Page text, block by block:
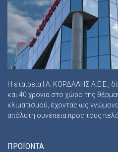
Η εταιρεία Ι.Α. ΚΟΡΔΑΛΗΣ Α.Ε.Ε.,
και 40 χρόνια στο χώρο της
κλιματισμού, έχοντας ως
απόλυτη συνέπεια προς τους
ΠΡΟΪΟΝΤΑ